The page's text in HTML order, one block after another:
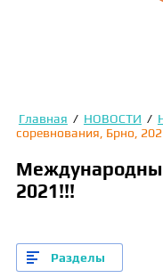
Главная / НОВОСТИ /
соревнования, Брно,
2021!!!
Разделы